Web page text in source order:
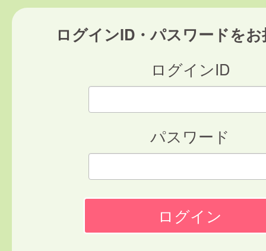
ログインID・パスワードを
ログインID
パスワード